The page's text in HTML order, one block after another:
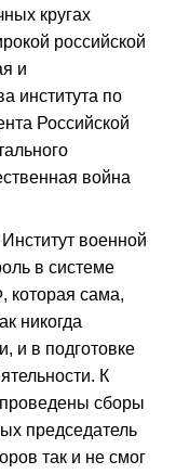
кругах
российской
и
института по
Российской
война
военной
в системе
которая сама,
никогда
и в подготовке
К
сборы
председатель
так и не смог